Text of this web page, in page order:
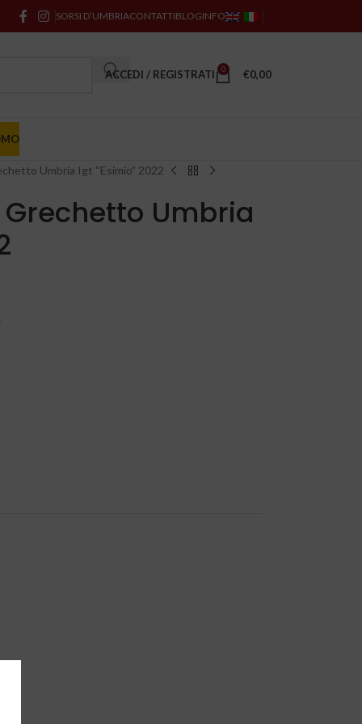
SORSI D’UMBRIACONTATTIBLOGINFO
ACCEDI / REGISTRATI 0 €0,00
Umbria Igt “Esimio” 2022
Umbria